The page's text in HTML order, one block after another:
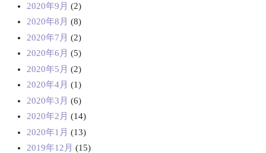
2020年9月 (2)
2020年8月 (8)
2020年7月 (2)
2020年6月 (5)
2020年5月 (2)
2020年4月 (1)
2020年3月 (6)
2020年2月 (14)
2020年1月 (13)
2019年12月 (15)